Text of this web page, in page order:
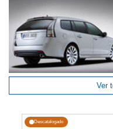
Ver
Descatalogado